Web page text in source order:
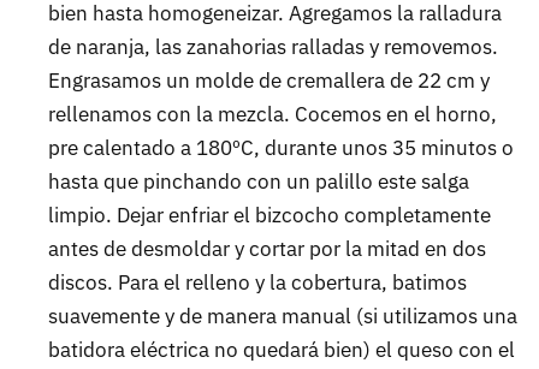
bien hasta homogeneizar. Agregamos la ralladura
de naranja, las zanahorias ralladas y removemos.
Engrasamos un molde de cremallera de 22 cm y
rellenamos con la mezcla. Cocemos en el horno,
pre calentado a 180ºC, durante unos 35 minutos o
hasta que pinchando con un palillo este salga
limpio. Dejar enfriar el bizcocho completamente
antes de desmoldar y cortar por la mitad en dos
discos. Para el relleno y la cobertura, batimos
suavemente y de manera manual (si utilizamos una
batidora eléctrica no quedará bien) el queso con el